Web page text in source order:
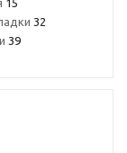
15
32
39